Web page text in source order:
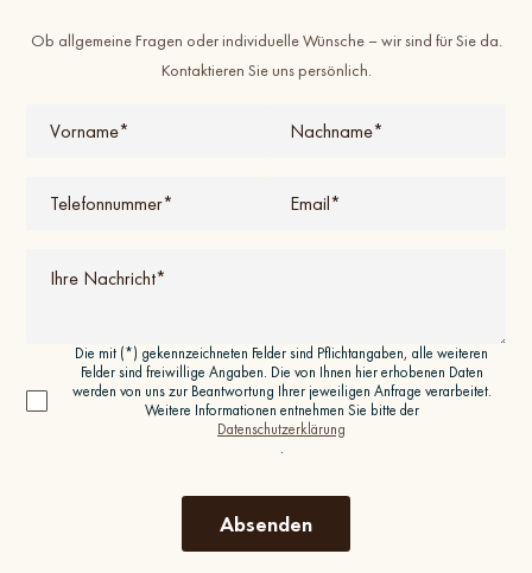
Ob allgemeine Fragen oder individuelle Wünsche – wir sind für Sie da.
Kontaktieren Sie uns persönlich.
Die mit (*) gekennzeichneten Felder sind Pflichtangaben, alle weiteren
Felder sind freiwillige Angaben. Die von Ihnen hier erhobenen Daten
werden von uns zur Beantwortung Ihrer jeweiligen Anfrage verarbeitet.
Weitere Informationen entnehmen Sie bitte der
Datenschutzerklärung
.